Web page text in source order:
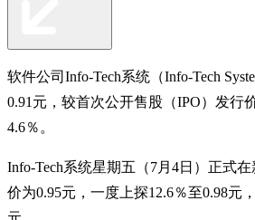
软件公司Info-Tech系统（Info-Tech
0.91元，较首次公开售股（IPO）发行
4.6％。
Info-Tech系统星期五（7月4日）正式
价为0.95元，一度上探12.6％至0.98元